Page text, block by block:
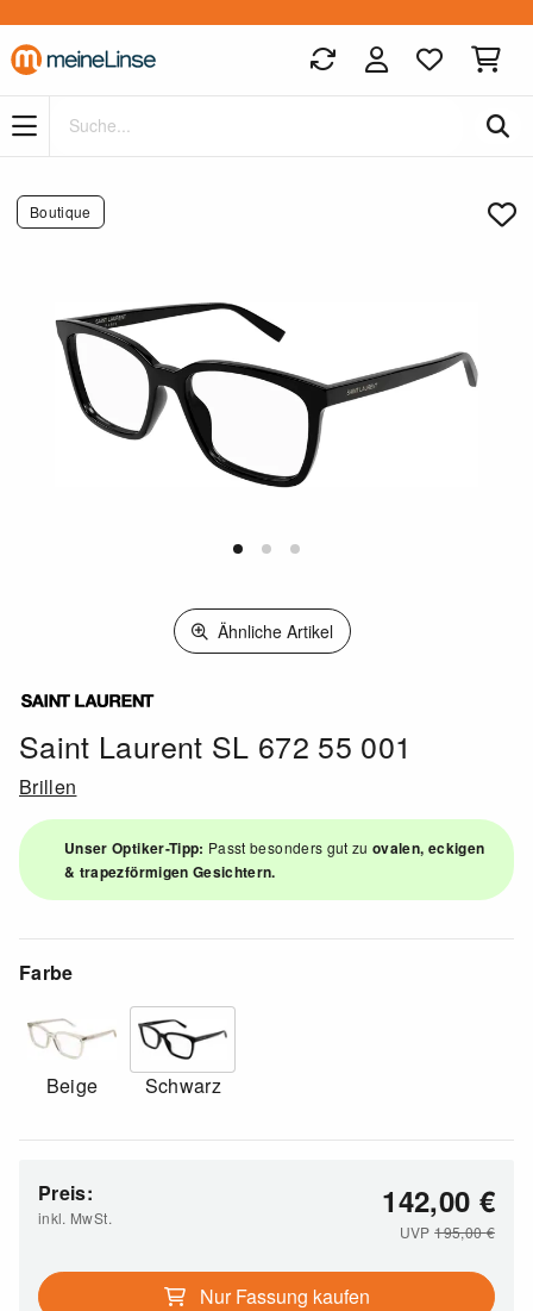
Zum Hauptinhalt springen
Boutique
Ähnliche Artikel
Saint Laurent SL 672 55 001
Brillen
Unser Optiker-Tipp: Passt besonders gut zuovalen, eckigen
& trapezförmigen Gesichtern.
Farbe
Beige Schwarz
Preis:
inkl. MwSt. 142,00 €
UVP195,00€
Nur Fassung kaufen